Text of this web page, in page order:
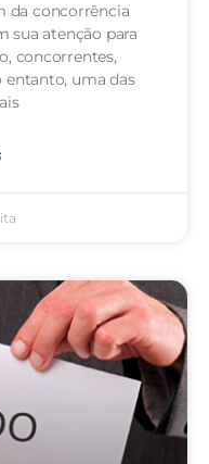
da concorrência
sua atenção para
concorrentes,
uma das